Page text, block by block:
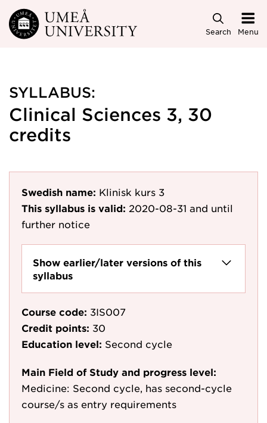
Skip to main content
Search Menu
SYLLABUS:
Clinical Sciences 3, 30
credits
Swedish name: Klinisk kurs 3
This syllabus is valid: 2020-08-31 and until
further notice
Show earlier/later versions of this
syllabus
Course code: 3IS007
Credit points: 30
Education level: Second cycle
Main Field of Study and progress level:
Medicine: Second cycle, has second-cycle
course/s as entry requirements